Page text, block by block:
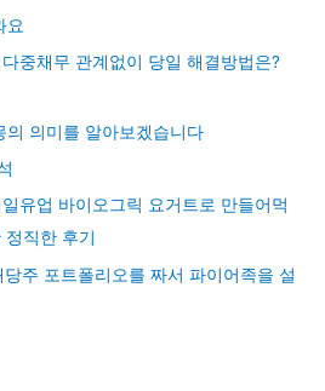
요
중채무 관계없이 당일 해결방법은?
의 의미를 알아보겠습니다
유업 바이오그릭 요거트로 만들어먹
직한 후기
주 포트폴리오를 짜서 파이어족을 설